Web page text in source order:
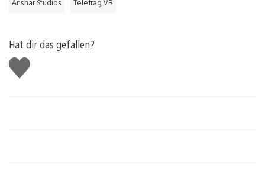
Anshar Studios Telefrag VR
Hat dir das gefallen?
Gefällt
mir